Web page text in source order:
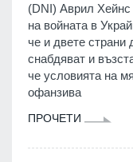
(DNI) Аврил Хейнс
на войната в
че и двете страни
снабдяват и
че условията на
офанзива
ПРОЧЕТИ